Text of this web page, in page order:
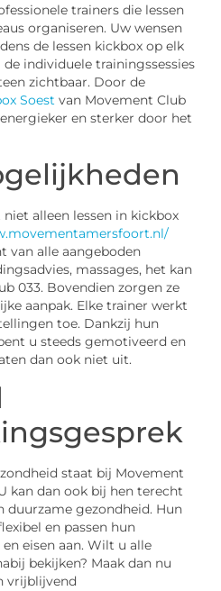
trainers die lessen
organiseren. Uw wensen
de lessen kickbox op elk
individuele trainingssessies
zichtbaar. Door de
Soest van Movement Club
en sterker door het
alleen lessen in kickbox
van alle aangeboden
massages, het kan
033. Bovendien zorgen ze
aanpak. Elke trainer werkt
toe. Dankzij hun
u steeds gemotiveerd en
dan ook niet uit.
staat bij Movement
kan dan ook bij hen terecht
duurzame gezondheid. Hun
en passen hun
eisen aan. Wilt u alle
bekijken? Maak dan nu
vrijblijvend